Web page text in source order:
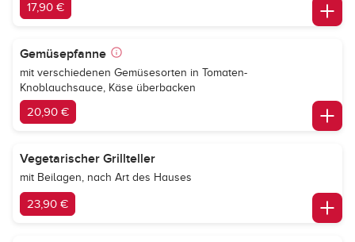
17,90 €
Gemüsepfanne
mit verschiedenen Gemüsesorten in Tomaten-
Knoblauchsauce, Käse überbacken
20,90 €
Vegetarischer Grillteller
mit Beilagen, nach Art des Hauses
23,90 €